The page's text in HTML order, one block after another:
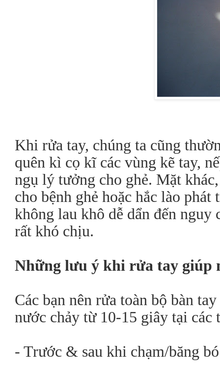
Khi rửa tay, chúng ta cũng
quên kì cọ kĩ các vùng kẽ tay,
ngụ lý tưởng cho ghẻ. Mặt
cho bệnh ghẻ hoặc hắc lào
không lau khô dễ dẩn đến nguy
rất khó chịu.
Những lưu ý khi rửa tay giúp
Các bạn nên rửa toàn bộ bàn
nước chảy từ 10-15 giây tại các
- Trước & sau khi chạm/băng